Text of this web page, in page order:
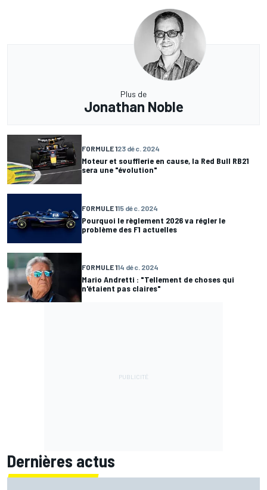
Plus de
Jonathan Noble
FORMULE 123 déc. 2024
Moteur et soufflerie en cause, la Red Bull RB21
sera une "évolution"
FORMULE 115 déc. 2024
Pourquoi le règlement 2026 va régler le
problème des F1 actuelles
FORMULE 114 déc. 2024
Mario Andretti : "Tellement de choses qui
n'étaient pas claires"
Dernières actus